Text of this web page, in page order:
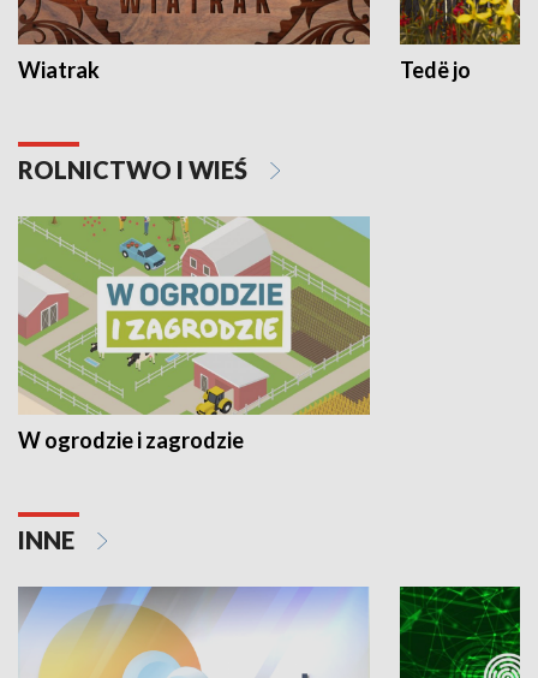
Wiatrak Tedë jo
ROLNICTWO I WIEŚ
W ogrodzie i zagrodzie
INNE